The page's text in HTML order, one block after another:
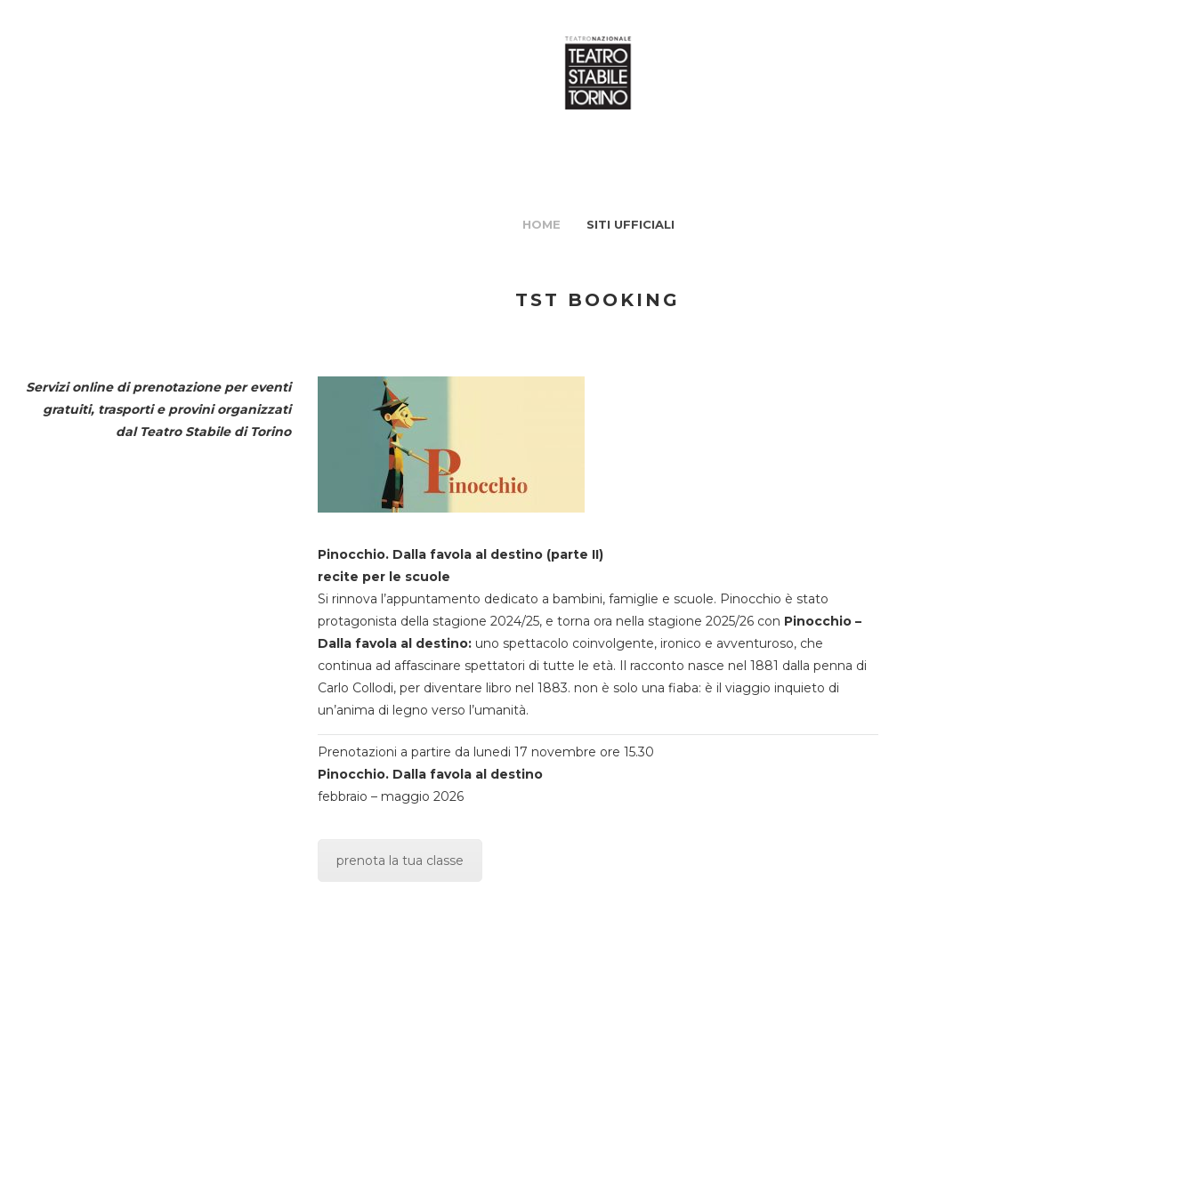
HOME SITI UFFICIALI
TST BOOKING
Servizi online di prenotazione per eventi
gratuiti, trasporti e provini organizzati
dal Teatro Stabile di Torino
Pinocchio. Dalla favola al destino (parte II)
recite per le scuole
Si rinnova l’appuntamento dedicato a bambini, famiglie e scuole. Pinocchio è stato
protagonista della stagione 2024/25, e torna ora nella stagione 2025/26 con Pinocchio –
Dalla favola al destino:uno spettacolo coinvolgente, ironico e avventuroso, che
continua ad affascinare spettatori di tutte le età. Il racconto nasce nel 1881 dalla penna di
Carlo Collodi, per diventare libro nel 1883. non è solo una fiaba: è il viaggio inquieto di
un’anima di legno verso l’umanità.
Prenotazioni a partire da lunedi 17 novembre ore 15.30
Pinocchio. Dalla favola al destino
febbraio – maggio 2026
prenota la tua classe